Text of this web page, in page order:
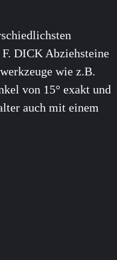
F. DICK Abziehsteine
wie z.B.
von 15° exakt und
auch mit einem